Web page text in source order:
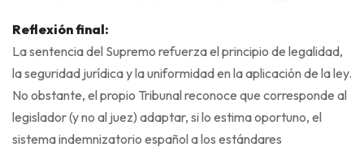
Reflexión final:
La sentencia del Supremo refuerza el principio de legalidad,
la seguridad jurídica y la uniformidad en la aplicación de la ley.
No obstante, el propio Tribunal reconoce que corresponde al
legislador (y no al juez) adaptar, si lo estima oportuno, el
sistema indemnizatorio español a los estándares